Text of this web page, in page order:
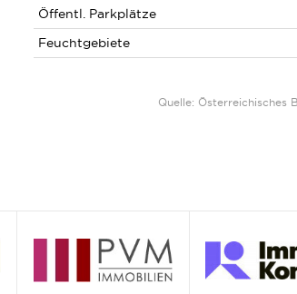
Öffentl. Parkplätze
Feuchtgebiete
Quelle: Österreichisches